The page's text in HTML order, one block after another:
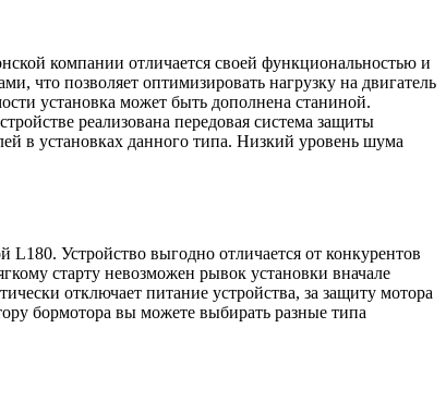
компании отличается своей функциональностью и
что позволяет оптимизировать нагрузку на двигатель
установка может быть дополнена станиной.
реализована передовая система защиты
в установках данного типа. Низкий уровень шума
Устройство выгодно отличается от конкурентов
старту невозможен рывок установки вначале
отключает питание устройства, за защиту мотора
бормотора вы можете выбирать разные типа